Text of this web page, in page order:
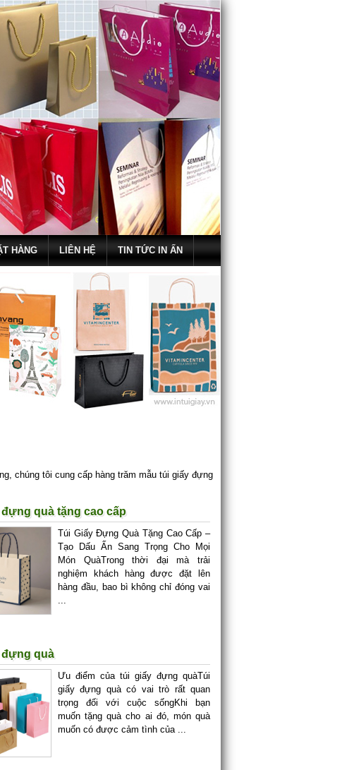
HÀNG LIÊN HỆ TIN TỨC IN ẤN
chúng tôi cung cấp hàng trăm mẫu túi giấy đựng
quà tặng cao cấp
Túi Giấy Đựng Quà Tặng Cao Cấp –
Tạo Dấu Ấn Sang Trọng Cho Mọi
Món QuàTrong thời đại mà trải
nghiệm khách hàng được đặt lên
hàng đầu, bao bì không chỉ đóng vai
...
đựng quà
Ưu điểm của túi giấy đựng quàTúi
giấy đựng quà có vai trò rất quan
trọng đối với cuộc sốngKhi bạn
muốn tặng quà cho ai đó, món quà
muốn có được cảm tình của ...